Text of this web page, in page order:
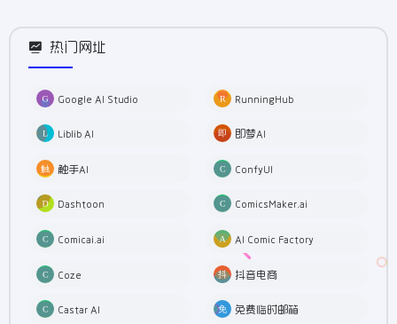
热门网址
Google AI Studio RunningHub
Liblib AI 即梦AI
触手AI ConfyUI
Dashtoon ComicsMaker.ai
Comicai.ai AI Comic Factory
Coze 抖音电商
Castar AI 免费临时邮箱